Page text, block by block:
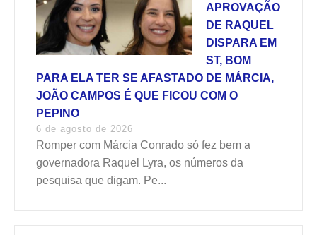
APROVAÇÃO
DE RAQUEL
DISPARA EM
ST, BOM
PARA ELA TER SE AFASTADO DE MÁRCIA,
JOÃO CAMPOS É QUE FICOU COM O
PEPINO
6 de agosto de 2026
Romper com Márcia Conrado só fez bem a
governadora Raquel Lyra, os números da
pesquisa que digam. Pe...